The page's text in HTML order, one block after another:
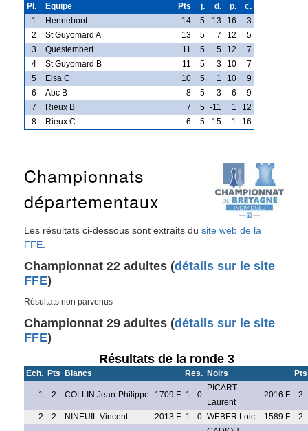
Pl. Equipe Pts j. d. p.
c.
1
Hennebont 14 5 13 16
3
2
St Guyomard A 13 5 7 12
5
3
Questembert 11 5 5 12
7
4
St Guyomard B 11 5 3 10
7
5
Elsa C 10 5 1 10
9
6
Abc B 8 5 -3 6
9
7
Rieux B 7 5 -11 1
12
8
Rieux C 6 5 -15 1 16
Championnats
départementaux
Les résultats ci-dessous sont extraits du site web de la
FFE
Championnat 22 adultes (détails sur le site
FFE)
Résultats non parvenus
Championnat 29 adultes (détails sur le site
FFE)
Résultats de la ronde 3
Ech. Pts Blancs Res. Noirs Pts
1 2 COLLIN Jean-Philippe 1709 F 1 - 0
PICART
Laurent
2016 F 2
2 2 NINEUIL Vincent 2013 F 1 - 0 WEBER Loic 1589 F 2